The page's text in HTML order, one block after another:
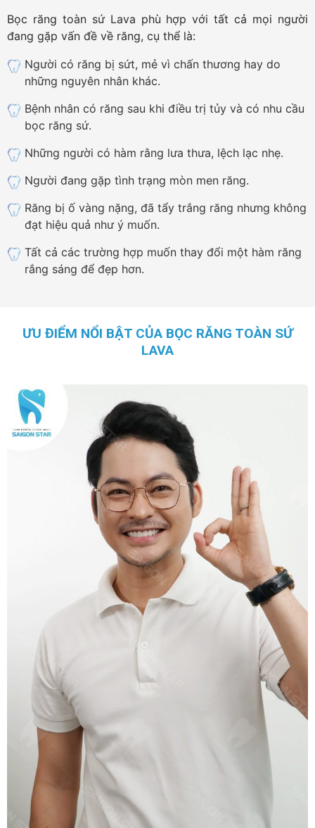
Bọc răng toàn sứ Lava phù hợp với tất cả mọi người
đang gặp vấn đề về răng, cụ thể là:
Người có răng bị sứt, mẻ vì chấn thương hay do
những nguyên nhân khác.
Bệnh nhân có răng sau khi điều trị tủy và có nhu cầu
bọc răng sứ.
Những người có hàm rằng lưa thưa, lệch lạc nhẹ.
Người đang gặp tình trạng mòn men răng.
Răng bị ố vàng nặng, đã tẩy trắng răng nhưng không
đạt hiệu quả như ý muốn.
Tất cả các trường hợp muốn thay đổi một hàm răng
rắng sáng để đẹp hơn.
ƯU ĐIỂM NỔI BẬT CỦA BỌC RĂNG TOÀN SỨ
LAVA